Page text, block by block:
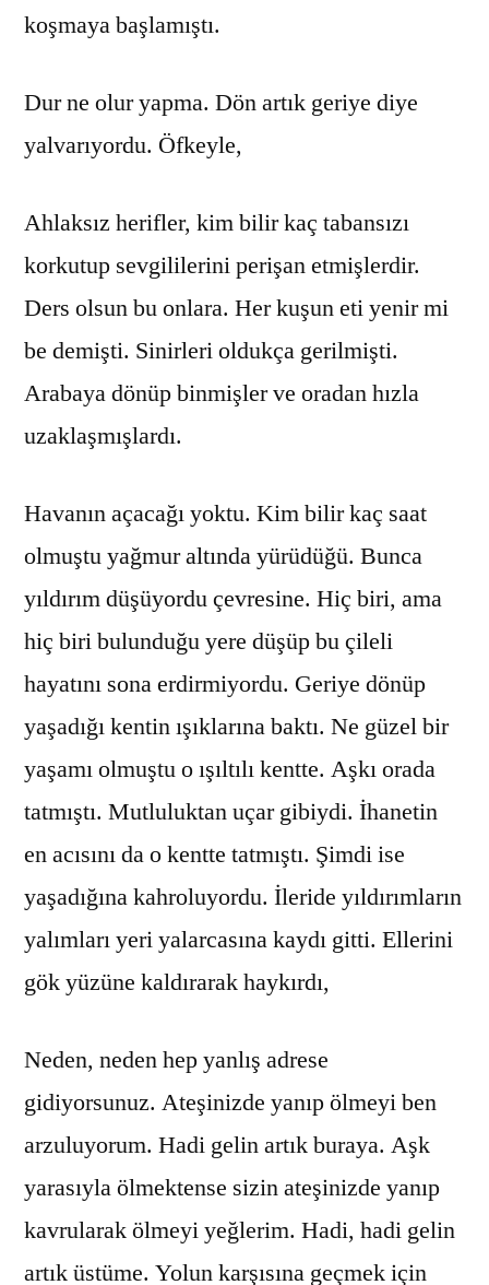
koşmaya başlamıştı.
Dur ne olur yapma. Dön artık geriye diye
yalvarıyordu. Öfkeyle,
Ahlaksız herifler, kim bilir kaç tabansızı
korkutup sevgililerini perişan etmişlerdir.
Ders olsun bu onlara. Her kuşun eti yenir mi
be demişti. Sinirleri oldukça gerilmişti.
Arabaya dönüp binmişler ve oradan hızla
uzaklaşmışlardı.
Havanın açacağı yoktu. Kim bilir kaç saat
olmuştu yağmur altında yürüdüğü. Bunca
yıldırım düşüyordu çevresine. Hiç biri, ama
hiç biri bulunduğu yere düşüp bu çileli
hayatını sona erdirmiyordu. Geriye dönüp
yaşadığı kentin ışıklarına baktı. Ne güzel bir
yaşamı olmuştu o ışıltılı kentte. Aşkı orada
tatmıştı. Mutluluktan uçar gibiydi. İhanetin
en acısını da o kentte tatmıştı. Şimdi ise
yaşadığına kahroluyordu. İleride yıldırımların
yalımları yeri yalarcasına kaydı gitti. Ellerini
gök yüzüne kaldırarak haykırdı,
Neden, neden hep yanlış adrese
gidiyorsunuz. Ateşinizde yanıp ölmeyi ben
arzuluyorum. Hadi gelin artık buraya. Aşk
yarasıyla ölmektense sizin ateşinizde yanıp
kavrularak ölmeyi yeğlerim. Hadi, hadi gelin
artık üstüme. Yolun karşısına geçmek için